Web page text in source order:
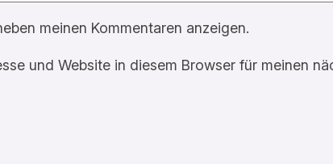
meinen Kommentaren anzeigen.
und Website in diesem Browser für meinen